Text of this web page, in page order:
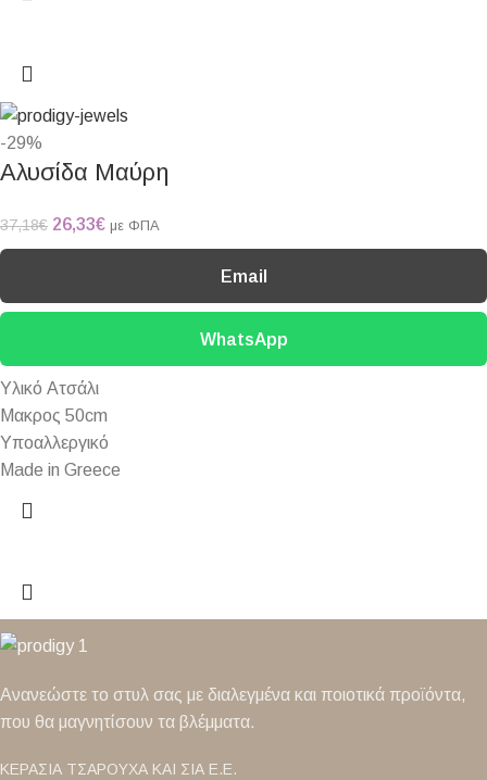
-29%
Αλυσίδα Μαύρη
37,18€ 26,33€ με ΦΠΑ
Email
WhatsApp
Υλικό Ατσάλι
Μακρος 50cm
Υποαλλεργικό
Made in Greece
Ανανεώστε το στυλ σας με διαλεγμένα και ποιοτικά προϊόντα,
που θα μαγνητίσουν τα βλέμματα.
ΚΕΡΑΣΙΑ ΤΣΑΡΟΥΧΑ ΚΑΙ ΣΙΑ Ε.Ε.